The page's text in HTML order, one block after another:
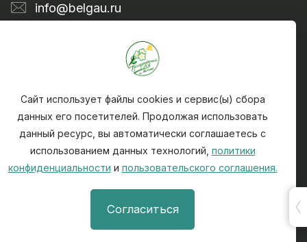
info@belgau.ru
Политика конфиденциальности
Чтобы сообщить о найденной на сайте ошибке -
выделите текст ошибки и нажмите CTRL + ENTER
При использовании материалов, активная ссылка
Сайт использует файлы cookies и сервис(ы) сбора
данных его посетителей. Продолжая использовать
данный ресурс, вы автоматически соглашаетесь с
использованием данных технологий, политики
конфиденциальности и пользовательского соглашения.
Согласиться